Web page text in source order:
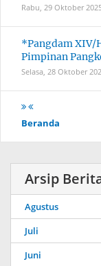
Rabu, 29 Oktober
*Pangdam XIV/
Pimpinan
Selasa, 28 Oktober
Beranda
Arsip
Agustus
Juli
Juni